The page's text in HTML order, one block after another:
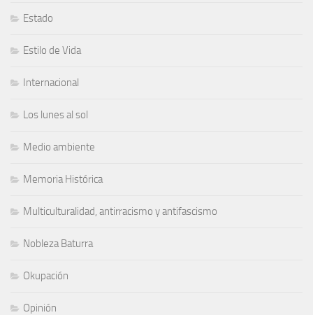
Estado
Estilo de Vida
Internacional
Los lunes al sol
Medio ambiente
Memoria Histórica
Multiculturalidad, antirracismo y antifascismo
Nobleza Baturra
Okupación
Opinión